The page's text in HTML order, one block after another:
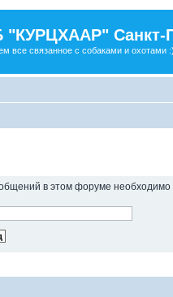
"КУРЦХААР" Санкт-
все связанное с собаками и охотами
в этом форуме необходимо